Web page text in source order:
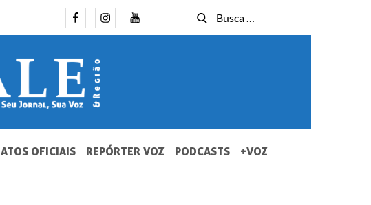
FacebookInstagramYoutube
Busca
for:
Busca
ATOS OFICIAIS REPÓRTER VOZ PODCASTS +VOZ